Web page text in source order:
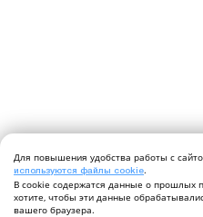
Для повышения удобства работы с
используются файлы cookie.
В cookie содержатся данные о прошлых
хотите, чтобы эти данные
вашего браузера.